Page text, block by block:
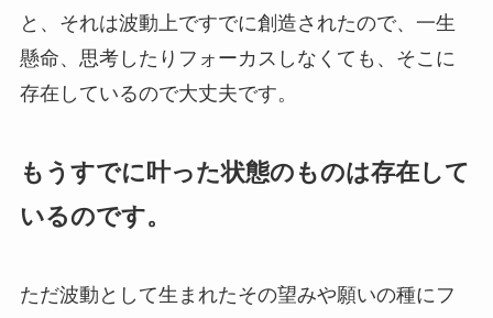
と、それは波動上ですでに創造されたので、一生
懸命、思考したりフォーカスしなくても、そこに
存在しているので大丈夫です。
もうすでに叶った状態のものは存在して
いるのです。
ただ波動として生まれたその望みや願いの種にフ